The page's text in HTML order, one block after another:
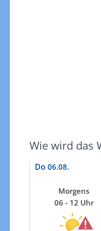
Wie wird das
Do 06.08.
Morgens
06 - 12 Uhr